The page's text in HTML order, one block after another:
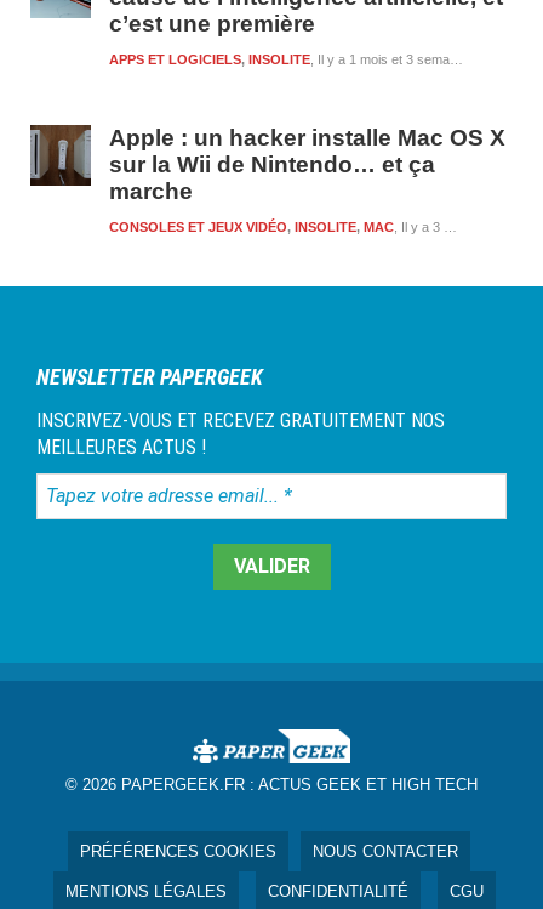
c’est une première
Il y a 1 mois et 3 semaines
APPS ET LOGICIELS, INSOLITE
Apple : un hacker installe Mac OS X
sur la Wii de Nintendo… et ça
marche
Il y a 3 mois et 4 semaines
CONSOLES ET JEUX VIDÉO, INSOLITE, MAC
NEWSLETTER PAPERGEEK
INSCRIVEZ-VOUS ET RECEVEZ GRATUITEMENT NOS
MEILLEURES ACTUS !
Tapez
votre
© 2026 PAPERGEEK.FR : ACTUS GEEK ET HIGH TECH
PRÉFÉRENCES COOKIES NOUS CONTACTER
MENTIONS LÉGALES CONFIDENTIALITÉ CGU